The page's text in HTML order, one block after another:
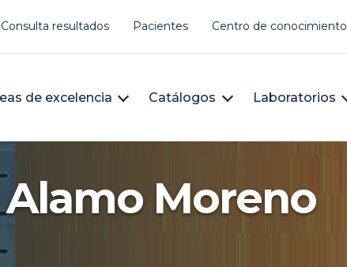
User account menu
Consulta resultados Pacientes Centro de conocimiento
navigation
de excelencia Catálogos Laboratorios
Moreno